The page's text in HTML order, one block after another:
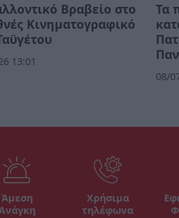
Βραβείο στο
Κινηματογραφικό
13:01
Τα
08/
Άμεση
Χρήσιμα
τηλέφωνα